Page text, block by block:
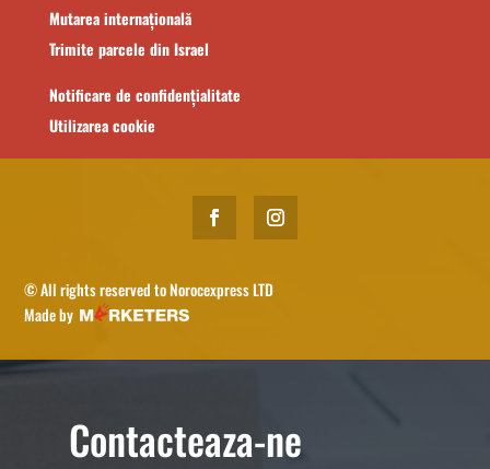
Mutarea internațională
Trimite parcele din Israel
Notificare de confidențialitate
Utilizarea cookie
© All rights reserved to Norocexpress LTD
Made by
Contacteaza-ne